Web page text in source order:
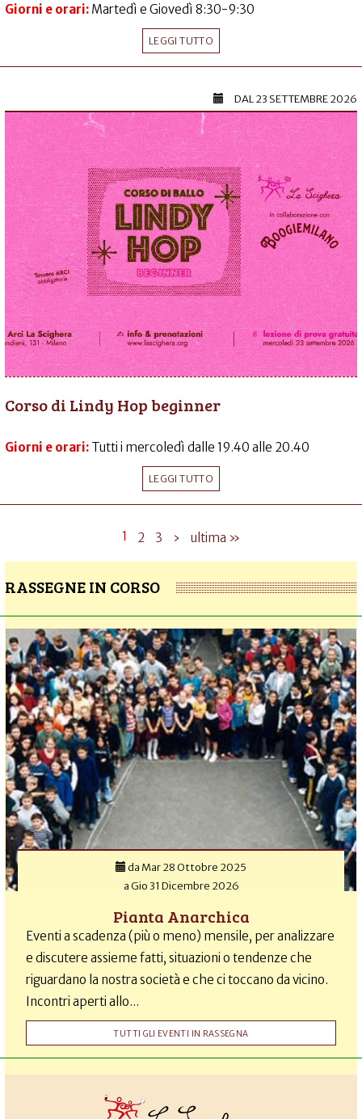
Giorni e orari: Martedì e Giovedì 8:30-9:30
LEGGI TUTTO
DAL23 SETTEMBRE 2026
Corso di Lindy Hop beginner
Giorni e orari: Tutti i mercoledì dalle 19.40 alle 20.40
LEGGI TUTTO
1 2 3 › ultima »
RASSEGNE IN CORSO
da Mar 28 Ottobre 2025
aGio 31 Dicembre 2026
Pianta Anarchica
Eventi a scadenza (più o meno) mensile, per analizzare
e discutere assieme fatti, situazioni o tendenze che
riguardano la nostra società e che ci toccano da vicino.
Incontri aperti allo...
TUTTI GLI EVENTI IN RASSEGNA